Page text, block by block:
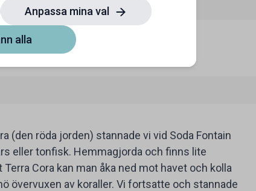
(den röda jorden) stannade vi vid Soda Fontain
eller tonfisk. Hemmagjorda och finns lite
Cora kan man åka ned mot havet och kolla
övervuxen av koraller. Vi fortsatte och stannade
Anpassa mina val
alla